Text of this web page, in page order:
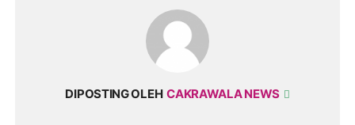
DIPOSTING OLEH CAKRAWALA NEWS